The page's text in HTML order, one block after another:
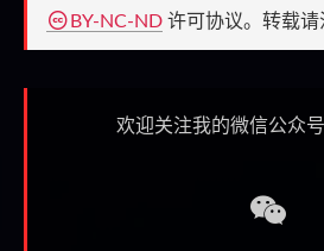
BY-NC-ND 许可协议。转载请
欢迎关注我的微信公众